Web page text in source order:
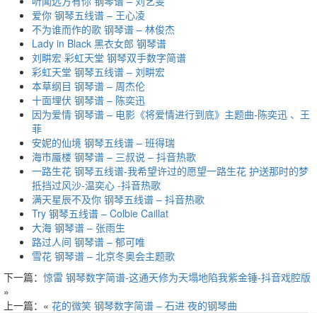
爱你 钢琴五线谱 – 王心凌
不为谁而作的歌 钢琴谱 – 林俊杰
Lady in Black 黑衣女郎 钢琴谱
刘畊宏 彩虹天堂 钢琴双手数字简谱
彩虹天堂 钢琴五线谱 – 刘畊宏
本草纲目 钢琴谱 – 周杰伦
十面埋伏 钢琴谱 – 陈奕迅
因为爱情 钢琴谱 – 电影《将爱情进行到底》主题曲-陈奕迅 、王
菲
安妮的仙境 钢琴五线谱 – 班得瑞
海市蜃楼 钢琴谱 – 三叔说 – 抖音热歌
一路生花 钢琴五线谱-我希望许过的愿望一路生花 护送那时的梦
抵挡过风沙-温奕心 -抖音热歌
满天星辰不及你 钢琴五线谱 – 抖音热歌
Try 钢琴五线谱 – Colbie Caillat
大海 钢琴谱 – 张雨生
路过人间 钢琴谱 – 郁可唯
雪花 钢琴谱 – 北京冬奥会主题歌
下一篇： 惊雷 钢琴数字简谱-这通天修为天塌地陷我紫金锤-抖音戏腔版
»
上一篇：« 花的微笑 钢琴数字简谱 – 石进 夜的钢琴曲